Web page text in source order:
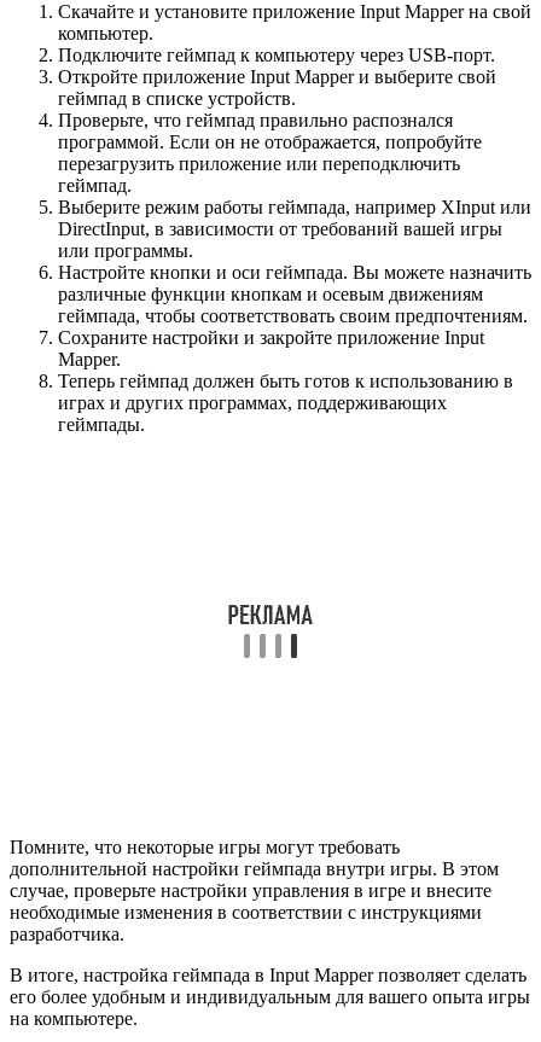
Скачайте и установите приложение Input Mapper на свой
компьютер.
Подключите геймпад к компьютеру через USB-порт.
Откройте приложение Input Mapper и выберите свой
геймпад в списке устройств.
Проверьте, что геймпад правильно распознался
программой. Если он не отображается, попробуйте
перезагрузить приложение или переподключить
геймпад.
Выберите режим работы геймпада, например XInput или
DirectInput, в зависимости от требований вашей игры
или программы.
Настройте кнопки и оси геймпада. Вы можете назначить
различные функции кнопкам и осевым движениям
геймпада, чтобы соответствовать своим предпочтениям.
Сохраните настройки и закройте приложение Input
Mapper.
Теперь геймпад должен быть готов к использованию в
играх и других программах, поддерживающих
геймпады.
Помните, что некоторые игры могут требовать
дополнительной настройки геймпада внутри игры. В этом
случае, проверьте настройки управления в игре и внесите
необходимые изменения в соответствии с инструкциями
разработчика.
В итоге, настройка геймпада в Input Mapper позволяет сделать
его более удобным и индивидуальным для вашего опыта игры
на компьютере.